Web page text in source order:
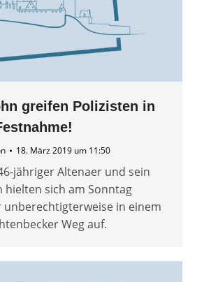
greifen Polizisten in
18. März 2019 um 11:50
jähriger Altenaer und sein
hielten sich am Sonntag
unberechtigterweise in einem
Weg auf.